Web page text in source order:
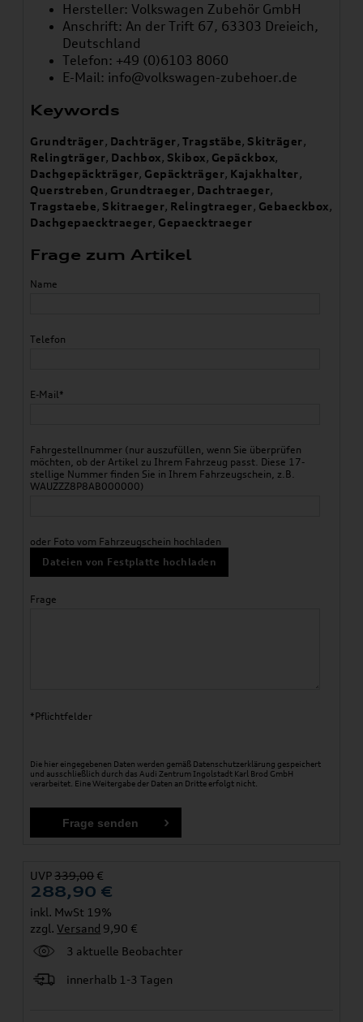
Hersteller: Volkswagen Zubehör GmbH
Anschrift: An der Trift 67, 63303 Dreieich,
Deutschland
Telefon: +49 (0)6103 8060
E-Mail: info@volkswagen-zubehoer.de
Keywords
Grundträger, Dachträger, Tragstäbe, Skiträger,
Relingträger, Dachbox, Skibox, Gepäckbox,
Dachgepäckträger, Gepäckträger, Kajakhalter,
Querstreben, Grundtraeger, Dachtraeger,
Tragstaebe, Skitraeger, Relingtraeger, Gebaeckbox,
Dachgepaecktraeger, Gepaecktraeger
Frage zum Artikel
Name
Telefon
E-Mail*
Fahrgestellnummer (nur auszufüllen, wenn Sie überprüfen
möchten, ob der Artikel zu Ihrem Fahrzeug passt. Diese 17-
stellige Nummer finden Sie in Ihrem Fahrzeugschein, z.B.
WAUZZZ8P8AB000000)
oder Foto vom Fahrzeugschein hochladen
Dateien von Festplatte hochladen
Frage
*Pflichtfelder
Die hier eingegebenen Daten werden gemäß Datenschutzerklärung gespeichert
und ausschließlich durch das Audi Zentrum Ingolstadt Karl Brod GmbH
verarbeitet. Eine Weitergabe der Daten an Dritte erfolgt nicht.
UVP339,00 €
288,90 €
inkl. MwSt 19%
zzgl.Versand 9,90 €
3 aktuelle Beobachter
innerhalb 1-3 Tagen